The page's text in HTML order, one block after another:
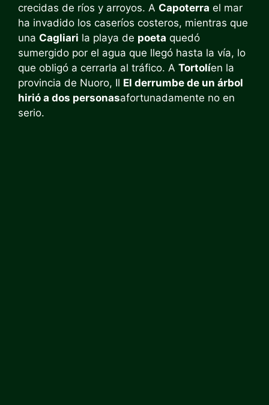
crecidas de ríos y arroyos. A Capoterra el mar
ha invadido los caseríos costeros, mientras que
una Cagliari la playa de poeta quedó
sumergido por el agua que llegó hasta la vía, lo
que obligó a cerrarla al tráfico. A Tortolíen la
provincia de Nuoro, Il El derrumbe de un árbol
hirió a dos personasafortunadamente no en
serio.